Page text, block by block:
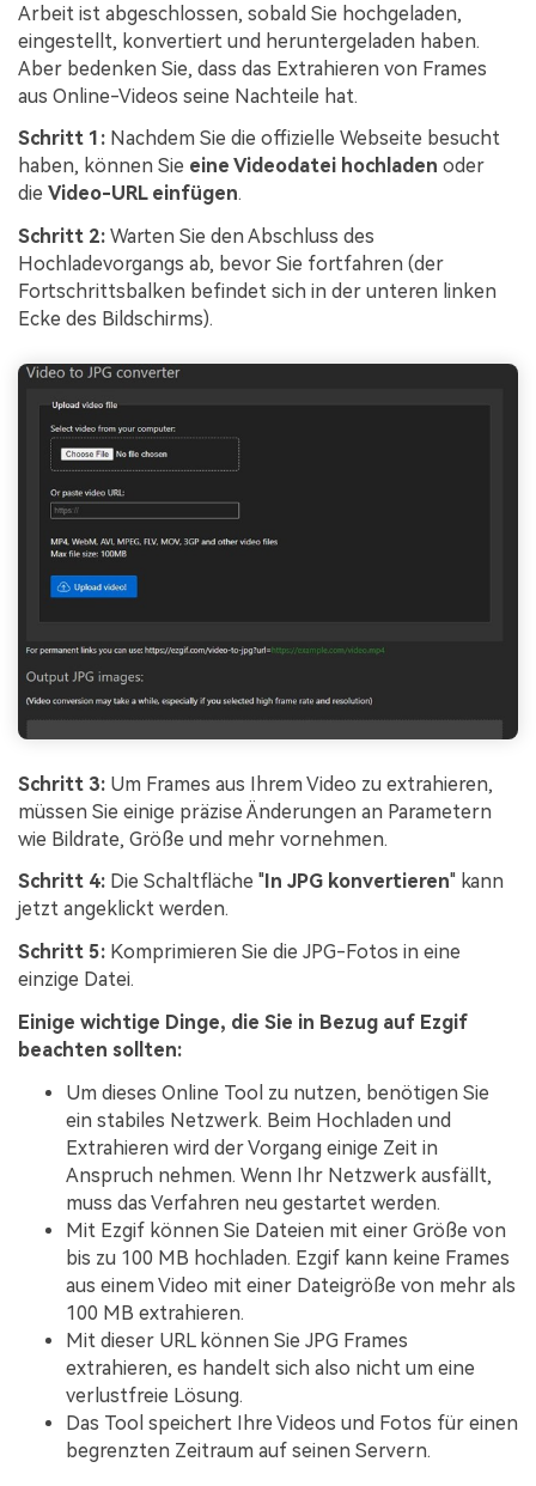
Arbeit ist abgeschlossen, sobald Sie hochgeladen,
eingestellt, konvertiert und heruntergeladen haben.
Aber bedenken Sie, dass das Extrahieren von Frames
aus Online-Videos seine Nachteile hat.
Schritt 1: Nachdem Sie die offizielle Webseite besucht
haben, können Sie eine Videodatei hochladen oder
die Video-URL einfügen.
Schritt 2: Warten Sie den Abschluss des
Hochladevorgangs ab, bevor Sie fortfahren (der
Fortschrittsbalken befindet sich in der unteren linken
Ecke des Bildschirms).
Schritt 3: Um Frames aus Ihrem Video zu extrahieren,
müssen Sie einige präzise Änderungen an Parametern
wie Bildrate, Größe und mehr vornehmen.
Schritt 4: Die Schaltfläche " In JPG konvertieren" kann
jetzt angeklickt werden.
Schritt 5: Komprimieren Sie die JPG-Fotos in eine
einzige Datei.
Einige wichtige Dinge, die Sie in Bezug auf Ezgif
beachten sollten:
Um dieses Online Tool zu nutzen, benötigen Sie
ein stabiles Netzwerk. Beim Hochladen und
Extrahieren wird der Vorgang einige Zeit in
Anspruch nehmen. Wenn Ihr Netzwerk ausfällt,
muss das Verfahren neu gestartet werden.
Mit Ezgif können Sie Dateien mit einer Größe von
bis zu 100 MB hochladen. Ezgif kann keine Frames
aus einem Video mit einer Dateigröße von mehr als
100 MB extrahieren.
Mit dieser URL können Sie JPG Frames
extrahieren, es handelt sich also nicht um eine
verlustfreie Lösung.
Das Tool speichert Ihre Videos und Fotos für einen
begrenzten Zeitraum auf seinen Servern.